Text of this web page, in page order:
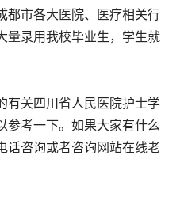
都市各大医院、医疗相关行
量录用我校毕业生，学生就
关四川省人民医院护士学
参考一下。如果大家有什么
话咨询或者咨询网站在线老